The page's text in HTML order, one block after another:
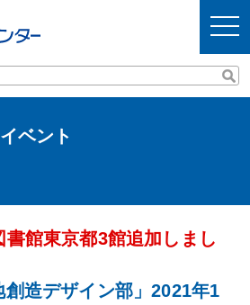
t
o
g
l
e
ベント
書館東京都3館追加しまし
造デザイン部」2021年1